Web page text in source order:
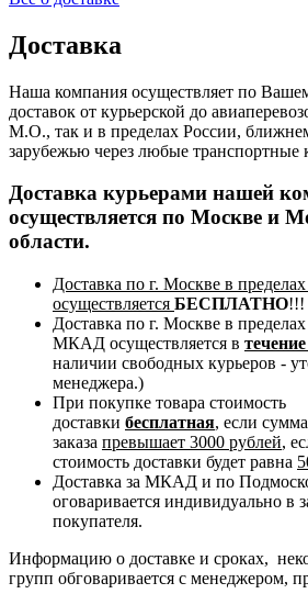
Доставка
Наша компания осуществляет по
доставок от курьерской до
М.О., так и в пределах России,
зарубежью через любые транспортные
Доставка курьерами нашей
осуществляется по Москве и
области.
Доставка по г. Москве в
осуществляется БЕСПЛАТНО!!!
Доставка по г. Москве в пределах
МКАД осуществляется в
наличии свободных курьеров -
менеджера.)
При покупке товара стоимость
доставки бесплатная, если
заказа превышает 3000 рублей,
стоимость доставки будет равна
Доставка за МКАД и по
оговаривается индивидуально в
покупателя.
Информацию о доставке и сроках,
групп обговаривается с менеджером,